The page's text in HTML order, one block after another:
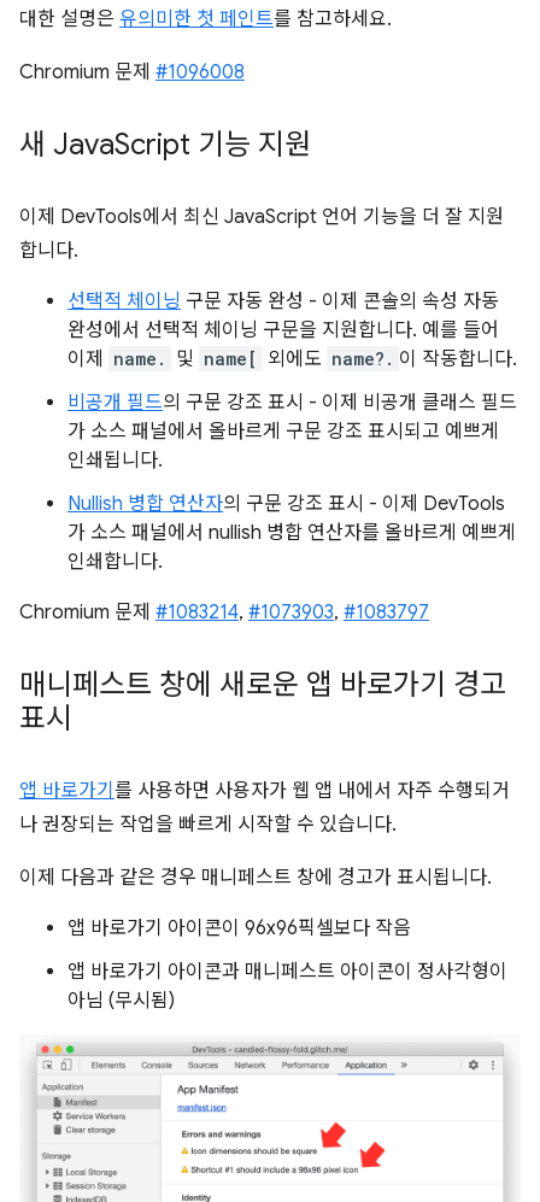
대한 설명은 유의미한 첫 페인트를 참고하세요.
Chromium 문제 #1096008
새 JavaScript 기능 지원
이제 DevTools에서 최신 JavaScript 언어 기능을 더 잘 지원
합니다.
선택적 체이닝 구문 자동 완성 - 이제 콘솔의 속성 자동
완성에서 선택적 체이닝 구문을 지원합니다. 예를 들어
이제
name. 및 name[ 외에도 name?. 이 작동합니다.
비공개 필드의 구문 강조 표시 - 이제 비공개 클래스 필드
가 소스 패널에서 올바르게 구문 강조 표시되고 예쁘게
인쇄됩니다.
Nullish 병합 연산자의 구문 강조 표시 - 이제 DevTools
가 소스 패널에서 nullish 병합 연산자를 올바르게 예쁘게
인쇄합니다.
Chromium 문제 #1083214, #1073903, #1083797
매니페스트 창에 새로운 앱 바로가기 경고
표시
앱 바로가기 를 사용하면 사용자가 웹 앱 내에서 자주 수행되거
나 권장되는 작업을 빠르게 시작할 수 있습니다.
이제 다음과 같은 경우 매니페스트 창에 경고가 표시됩니다.
앱 바로가기 아이콘이 96x96픽셀보다 작음
앱 바로가기 아이콘과 매니페스트 아이콘이 정사각형이
아님 (무시됨)